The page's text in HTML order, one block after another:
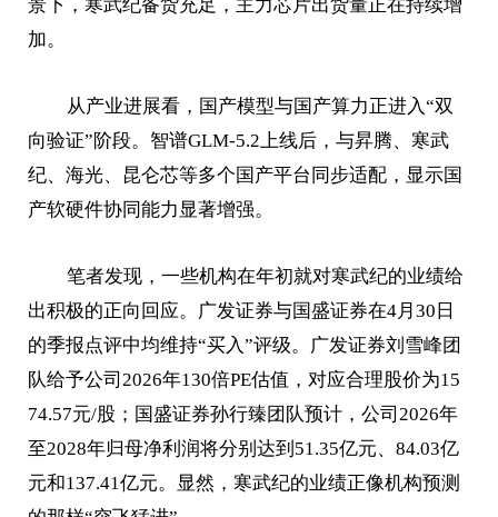
景下，寒武纪备货充足，主力芯片出货量正在持续增
加。
从产业进展看，国产模型与国产算力正进入“双
向验证”阶段。智谱GLM-5.2上线后，与昇腾、寒武
纪、海光、昆仑芯等多个国产平台同步适配，显示国
产软硬件协同能力显著增强。
笔者发现，一些机构在年初就对寒武纪的业绩给
出积极的正向回应。广发证券与国盛证券在4月30日
的季报点评中均维持“买入”评级。广发证券刘雪峰团
队给予公司2026年130倍PE估值，对应合理股价为15
74.57元/股；国盛证券孙行臻团队预计，公司2026年
至2028年归母净利润将分别达到51.35亿元、84.03亿
元和137.41亿元。显然，寒武纪的业绩正像机构预测